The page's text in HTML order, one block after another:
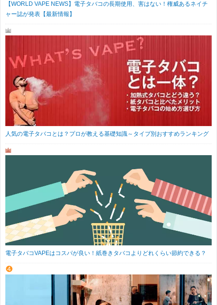
【WORLD VAPE NEWS】電子タバコの長期使用、害はない！権威あるネイチ
ャー誌が発表【最新情報】
人気の電子タバコとは？プロが教える基礎知識～タイプ別おすすめランキング
電子タバコVAPEはコスパが良い！紙巻きタバコよりどれくらい節約できる？